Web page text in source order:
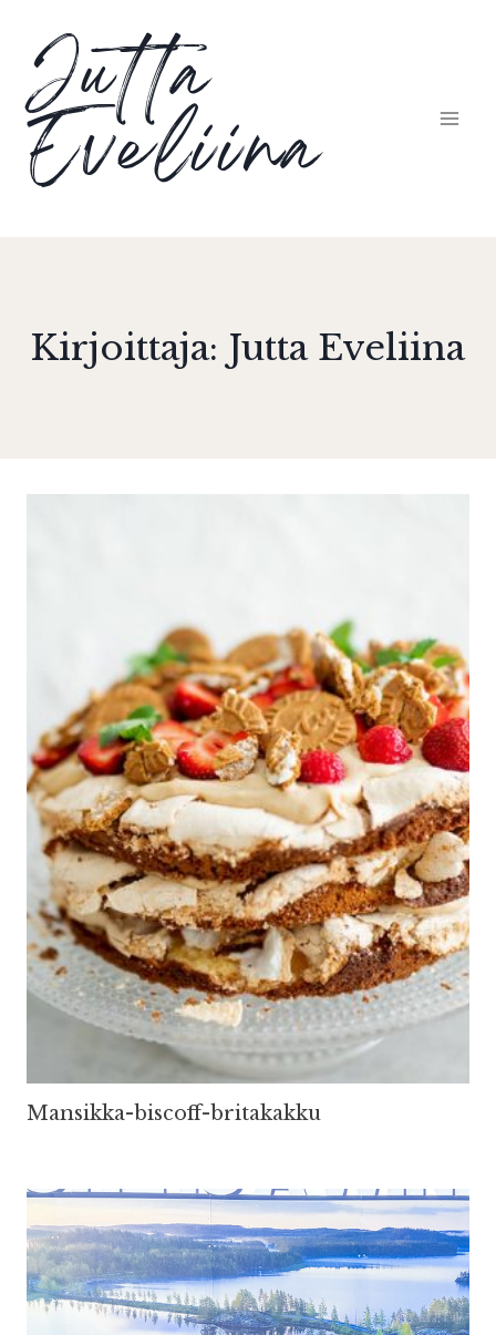
sisältöön
Jutta
Eveliina
Kirjoittaja: Jutta Eveliina
Mansikka-biscoff-britakakku